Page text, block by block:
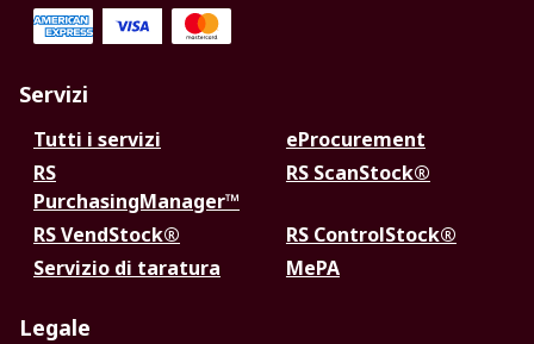
Servizi
Tutti i servizi
eProcurement
RS
PurchasingManager™
RS ScanStock®
RS VendStock®
RS ControlStock®
Servizio di taratura
MePA
Legale